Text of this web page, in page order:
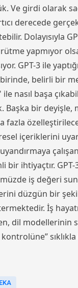
Ve girdi olarak
derecede
Dolayısıyla
yapmıyor
GPT-3 ile
belirli bir
nasıl başa
Başka bir deyişle,
fazla
içeriklerini
bir ihtiyaçtır.
iş değeri
düzgün bir
İş
dil modellerinin
kontrolüne”